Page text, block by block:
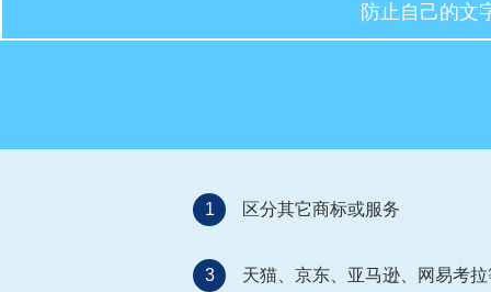
防止自己的文
1 区分其它商标或服务
3
天猫、京东、亚马逊、网易考